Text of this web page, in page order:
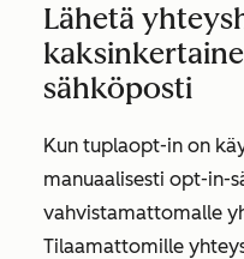
Lähetä
sähköposti
Kun tuplaopt-in on
manuaalisesti opt-in-
vahvistamattomalle
Tilaamattomille